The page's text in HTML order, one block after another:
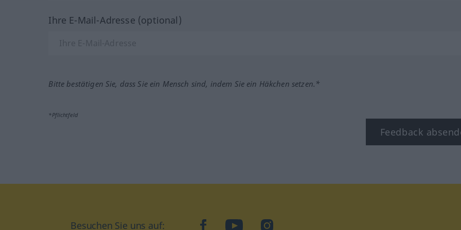
Ihre E-Mail-Adresse (optional)
Bitte bestätigen Sie, dass Sie ein Mensch sind, indem Sie ein Häkchen setzen.*
*Pflichtfeld
Feedback
Besuchen Sie uns auf: facebookYouTubeInstagram